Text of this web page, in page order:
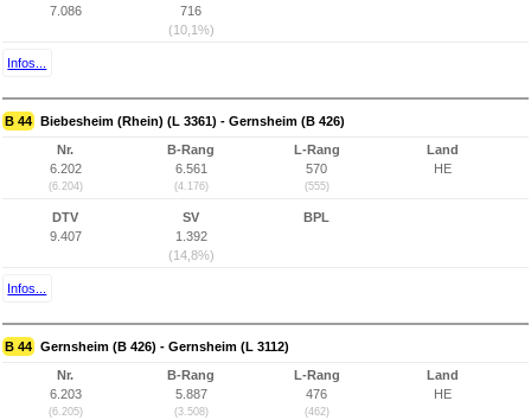
7.086
716
(10,1%)
Infos...
B 44 Biebesheim (Rhein) (L 3361) - Gernsheim (B 426)
Nr.
6.202
(6.204)
B-Rang
6.561
(4.176)
L-Rang
570
(555)
Land
HE
DTV
9.407
SV
1.392
(14,8%)
BPL
Infos...
B 44 Gernsheim (B 426) - Gernsheim (L 3112)
Nr.
6.203
(6.205)
B-Rang
5.887
(3.508)
L-Rang
476
(462)
Land
HE